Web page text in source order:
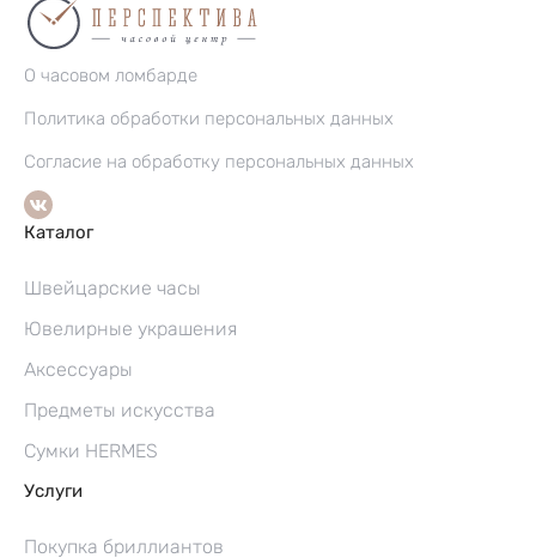
О часовом ломбарде
Политика обработки персональных данных
Согласие на обработку персональных данных
Каталог
Швейцарские часы
Ювелирные украшения
Аксессуары
Предметы искусства
Сумки HERMES
Услуги
Покупка бриллиантов